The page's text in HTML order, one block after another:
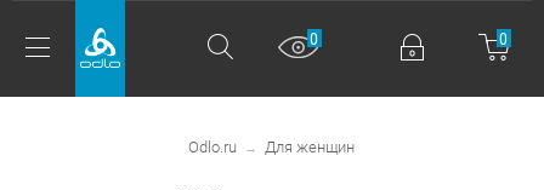
0
0
Odlo.ru → Для женщин